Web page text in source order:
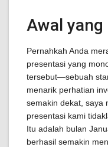
Awal
Pernahkah Anda
presentasi yang
tersebut—sebuah
menarik perhatian
semakin dekat, saya
presentasi kami
Itu adalah bulan
berhasil semakin